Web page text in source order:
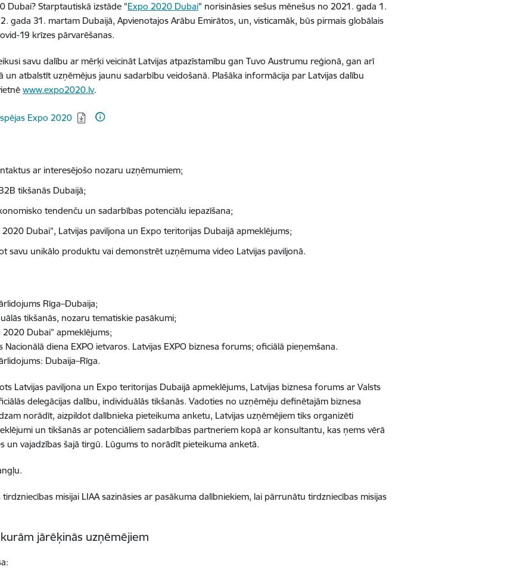
Dubai? Starptautiskā izstāde "Expo 2020 Dubai" norisināsies sešus mēnešus no 2021. gada 1.
gada 31. martam Dubaijā, Apvienotajos Arābu Emirātos, un, visticamāk, būs pirmais globālais
19 krīzes pārvarēšanas.
savu dalību ar mērķi veicināt Latvijas atpazīstamību gan Tuvo Austrumu reģionā, gan arī
un atbalstīt uzņēmējus jaunu sadarbību veidošanā. Plašāka informācija par Latvijas dalību
www.expo2020.lv.
Expo 2020
ar interesējošo nozaru uzņēmumiem;
tikšanās Dubaijā;
tendenču un sadarbības potenciālu iepazīšana;
2020 Dubai”, Latvijas paviljona un Expo teritorijas Dubaijā apmeklējums;
savu unikālo produktu vai demonstrēt uzņēmuma video Latvijas paviljonā.
Rīga–Dubaija;
tikšanās, nozaru tematiskie pasākumi;
2020 Dubai” apmeklējums;
Nacionālā diena EXPO ietvaros. Latvijas EXPO biznesa forums; oficiālā pieņemšana.
Dubaija–Rīga.
Latvijas paviljona un Expo teritorijas Dubaijā apmeklējums, Latvijas biznesa forums ar Valsts
delegācijas dalību, individuālās tikšanās. Vadoties no uzņēmēju definētajām biznesa
norādīt, aizpildot dalībnieka pieteikuma anketu, Latvijas uzņēmējiemtiks organizēti
un tikšanās ar potenciāliem sadarbības partneriem kopā ar konsultantu, kas ņems vērā
un vajadzības šajā tirgū. Lūgums to norādīt pieteikuma anketā.
tirdzniecības misijai LIAA sazināsies ar pasākuma dalībniekiem, lai pārrunātutirdzniecības misijas
jārēķinās uzņēmējiem